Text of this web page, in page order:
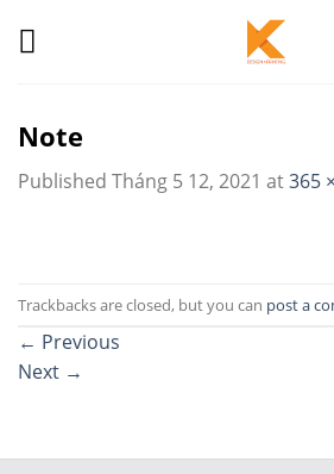
Note
Published Tháng 5 12, 2021 at365
Trackbacks are closed, but you can post a
← Previous
Next →